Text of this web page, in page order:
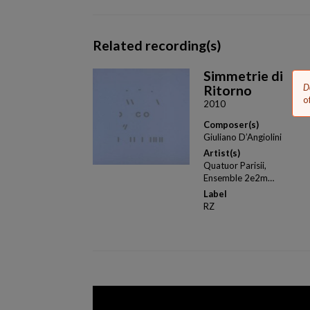
Related recording(s)
Simmetrie di
Ritorno
2010
Composer(s)
Giuliano D’Angiolini
Artist(s)
Quatuor Parisii,
Ensemble 2e2m…
Label
RZ